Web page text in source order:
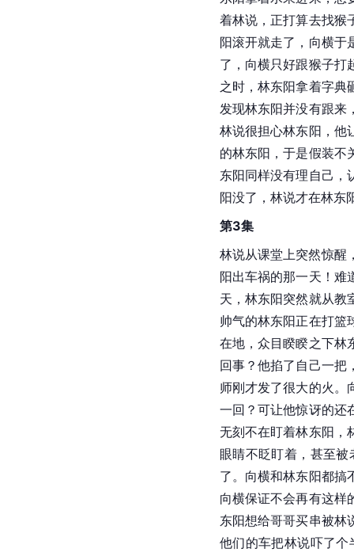
着林说，正打算去找猴
阳滚开就走了，向横于
了，向横只好跟猴子打
之时，林东阳拿着字典
发现林东阳并没有跟来
林说很担心林东阳，他
的林东阳，于是假装不
东阳同样没有理自己，
阳没了，林说才在林东
第3集
林说从课堂上突然惊醒
阳出车祸的那一天！难
天，林东阳突然就从教
帅气的林东阳正在打篮
在地，众目睽睽之下林
回事？他掐了自己一把
师刚才发了很大的火。
一回？可让他惊讶的还
无刻不在盯着林东阳，
眼睛不眨盯着，甚至
了。向横和林东阳都搞
向横保证不会再有这样
东阳想给哥哥买串被林
他们的车把林说吓了